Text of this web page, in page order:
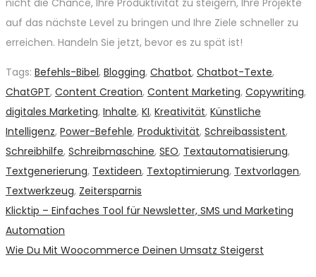
auf das nächste Level zu bringen und Ihre Ziele schneller zu
erreichen. Handeln Sie jetzt, bevor es zu spät ist!
Tags: Befehls-Bibel, Blogging, Chatbot, Chatbot-Texte,
ChatGPT, Content Creation, Content Marketing, Copywriting,
digitales Marketing, Inhalte, KI, Kreativität, Künstliche
Intelligenz, Power-Befehle, Produktivität, Schreibassistent,
Schreibhilfe, Schreibmaschine, SEO, Textautomatisierung,
Textgenerierung, Textideen, Textoptimierung, Textvorlagen,
Textwerkzeug, Zeitersparnis
Beitragsnavigation
Previous
post:
Klicktip – Einfaches Tool für Newsletter, SMS und Marketing
Automation
Next
Wie Du Mit Woocommerce Deinen Umsatz Steigerst